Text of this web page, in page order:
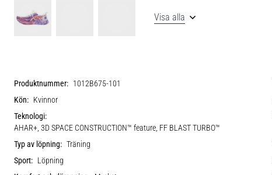
Visa alla
Produktnummer: 1012B675-101
Kön: Kvinnor
Teknologi:
AHAR+, 3D SPACE CONSTRUCTION™ feature, FF BLAST TURBO™
Typ av löpning: Träning
Sport: Löpning